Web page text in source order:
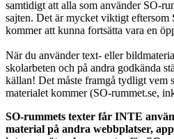
samtidigt att alla som använder SO-
sajten. Det är mycket viktigt eftersom
kommer att kunna fortsätta vara en
När du använder text- eller
skolarbeten och på andra godkända
källan! Det måste framgå tydligt vem
materialet kommer (SO-rummet.se,
SO-rummets texter får INTE
material på andra webbplatser,